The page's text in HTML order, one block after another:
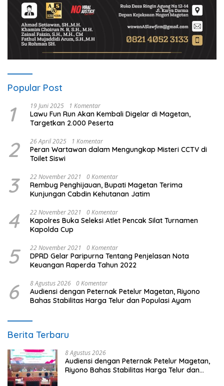
Popular Post
1 19 Juni 2025 1 Komentar
Lawu Fun Run Akan Kembali Digelar di Magetan,
Targetkan 2.000 Peserta
2 26 April 2025 1 Komentar
Peran Wartawan dalam Mengungkap Misteri CCTV di
Toilet Siswi
3 22 November 2021 0 Komentar
Rembug Penghijauan, Bupati Magetan Terima
Kunjungan Cabdin Kehutanan Jatim
4 22 November 2021 0 Komentar
Kapolres Buka Seleksi Atlet Pencak Silat Turnamen
Kapolda Cup
5 22 November 2021 0 Komentar
DPRD Gelar Paripurna Tentang Penjelasan Nota
Keuangan Raperda Tahun 2022
6 8 Agustus 2026 0 Komentar
Audiensi dengan Peternak Petelur Magetan, Riyono
Bahas Stabilitas Harga Telur dan Populasi Ayam
Berita Terbaru
8 Agustus 2026
Audiensi dengan Peternak Petelur Magetan,
Riyono Bahas Stabilitas Harga Telur dan